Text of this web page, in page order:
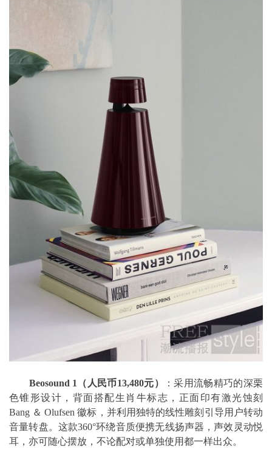
Beosound 1 （人民币13,480元）
：采用流畅精巧的深栗
色锥形设计，背面搭配生肖牛标志，正面印有激光蚀刻
Bang ＆ Olufsen 徽标，并利用独特的线性雕刻引导用户转动
音量转盘。这款360°环绕音质便携无线扬声器，声效灵动悦
耳，亦可随心摆放，不论配对或单独使用都一样出众。